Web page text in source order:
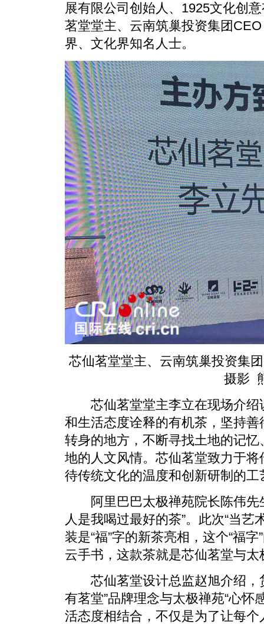
展有限公司创始人、1925文化创
茗堂堂主、云南筑巢投资集团
界、文化界知名人士。
芯仙茗堂堂主、云南筑巢投资集
摄影
芯仙茗堂堂主李立在现场介绍
和生活态度诠释的有机茶，坚持
转身的地方，不断寻找土地的记
地的人文风情。芯仙茗堂致力于
待传统文化的温度和创新研制的
阿里巴巴太极禅苑院长陈伟先
人是我喝过最好的茶”。此次“当艺
装是“福”字的新茶亮相，这个“福
云手书，这款茶就是芯仙茗堂与
芯仙茗堂设计总监赵旭介绍，
有茗堂”品牌理念与太极禅苑“心怀
活态度相结合，不仅是为了让每个